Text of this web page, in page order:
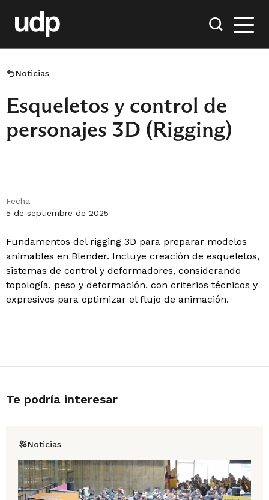
Noticias
Esqueletos y control de
personajes 3D (Rigging)
Fecha
5 de septiembre de 2025
Fundamentos del rigging 3D para preparar modelos
animables en Blender. Incluye creación de esqueletos,
sistemas de control y deformadores, considerando
topología, peso y deformación, con criterios técnicos y
expresivos para optimizar el flujo de animación.
Te podría interesar
Noticias